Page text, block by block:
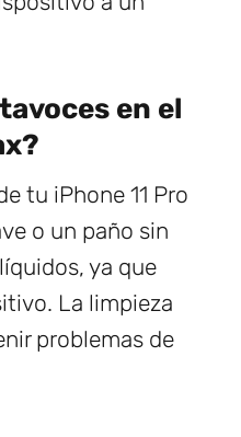
en el
tu iPhone 11 Pro
o un paño sin
ya que
La limpieza
problemas de